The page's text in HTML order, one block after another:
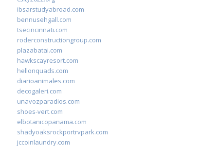
ibsarstudyabroad.com
bennusehgall.com
tsecincinnati.com
roderconstructiongroup.com
plazabatai.com
hawkscayresort.com
hellonquads.com
diarioanimales.com
decogaleri.com
unavozparadios.com
shoes-vert.com
elbotanicopanama.com
shadyoaksrockportrvpark.com
jccoinlaundry.com